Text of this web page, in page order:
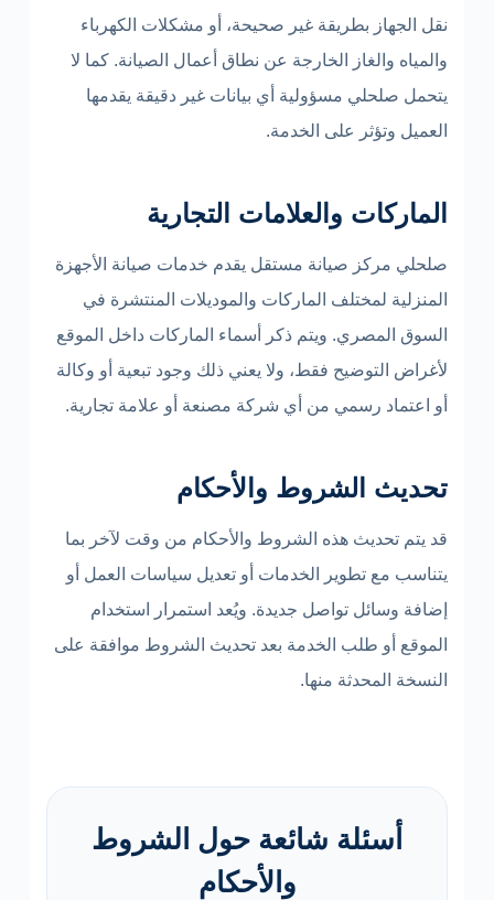
نقل الجهاز بطريقة غير صحيحة، أو مشكلات الكهرباء
والمياه والغاز الخارجة عن نطاق أعمال الصيانة. كما لا
يتحمل صلحلي مسؤولية أي بيانات غير دقيقة يقدمها
العميل وتؤثر على الخدمة.
الماركات والعلامات التجارية
صلحلي مركز صيانة مستقل يقدم خدمات صيانة الأجهزة
المنزلية لمختلف الماركات والموديلات المنتشرة في
السوق المصري. ويتم ذكر أسماء الماركات داخل الموقع
لأغراض التوضيح فقط، ولا يعني ذلك وجود تبعية أو وكالة
أو اعتماد رسمي من أي شركة مصنعة أو علامة تجارية.
تحديث الشروط والأحكام
قد يتم تحديث هذه الشروط والأحكام من وقت لآخر بما
يتناسب مع تطوير الخدمات أو تعديل سياسات العمل أو
إضافة وسائل تواصل جديدة. ويُعد استمرار استخدام
الموقع أو طلب الخدمة بعد تحديث الشروط موافقة على
النسخة المحدثة منها.
أسئلة شائعة حول الشروط
والأحكام